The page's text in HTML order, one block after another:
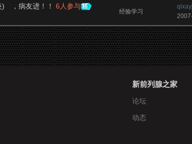
) ，病友进！！
6人参与
经验学习
新前列腺之家
论坛
动态